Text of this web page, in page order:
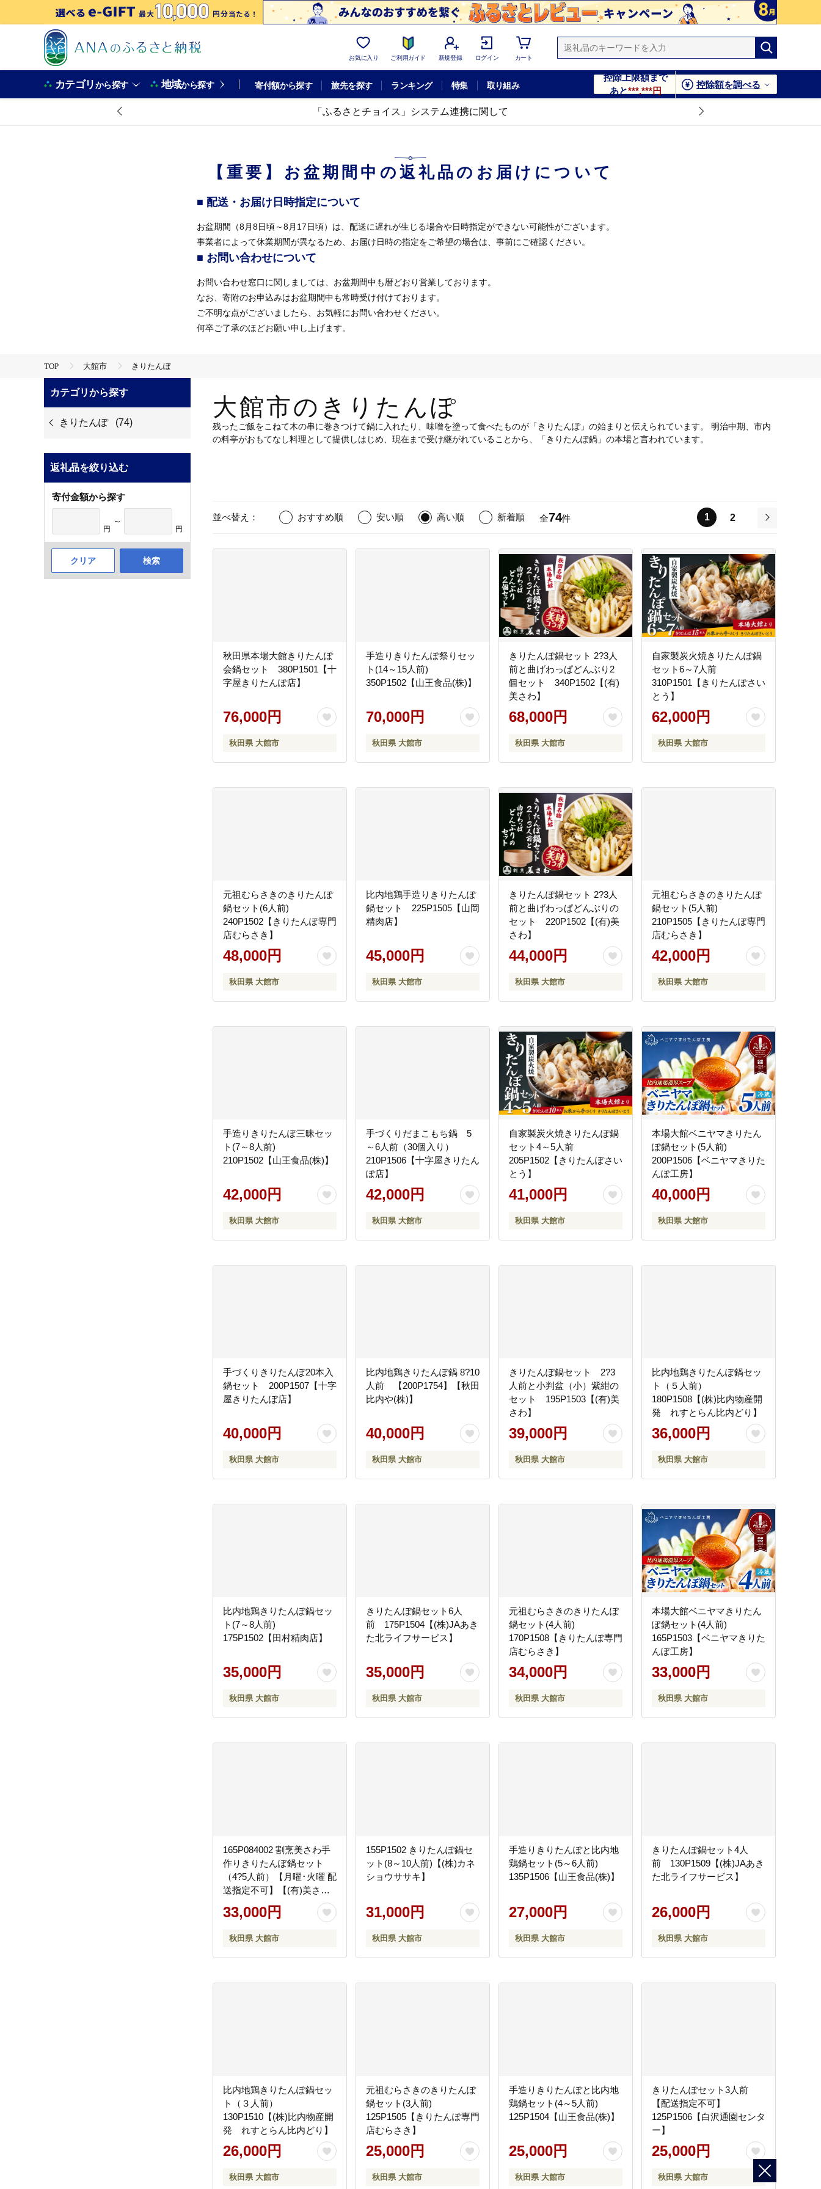
お気に入り ご利用ガイド 新規登録 ログイン カート
カテゴリから探す 地域から探す 寄付額から探す 旅先を探す ランキング 特集 取り組み
控除上限額まで
あと***,***円
控除額を調べる
「ふるさとチョイス」システム連携に関して
【重要】お盆期間中の返礼品のお届けについて
■ 配送・お届け日時指定について
お盆期間（8月8日頃～8月17日頃）は、配送に遅れが生じる場合や日時指定ができない可能性がございます。
事業者によって休業期間が異なるため、お届け日時の指定をご希望の場合は、事前にご確認ください。
■ お問い合わせについて
お問い合わせ窓口に関しましては、お盆期間中も暦どおり営業しております。
なお、寄附のお申込みはお盆期間中も常時受け付けております。
ご不明な点がございましたら、お気軽にお問い合わせください。
何卒ご了承のほどお願い申し上げます。
TOP 大館市 きりたんぽ
カテゴリから探す
きりたんぽ (74)
返礼品を絞り込む
寄付金額から探す
円
～
円
クリア 検索
大館市のきりたんぽ
残ったご飯をこねて木の串に巻きつけて鍋に入れたり、味噌を塗って食べたものが「きりたんぽ」の始まりと伝えられています。 明治中期、市内
の料亭がおもてなし料理として提供しはじめ、現在まで受け継がれていることから、「きりたんぽ鍋」の本場と言われています。
並べ替え： おすすめ順 安い順 高い順 新着順 全74件 1
2
秋田県本場大館きりたんぽ
会鍋セット 380P1501【十
字屋きりたんぽ店】
76,000円
秋田県 大館市
手造りきりたんぽ祭りセッ
ト(14～15人前)
350P1502【山王食品(株)】
70,000円
秋田県 大館市
きりたんぽ鍋セット 2?3人
前と曲げわっぱどんぶり2
個セット 340P1502【(有)
美さわ】
68,000円
秋田県 大館市
自家製炭火焼きりたんぽ鍋
セット6～7人前
310P1501【きりたんぽさい
とう】
62,000円
秋田県 大館市
元祖むらさきのきりたんぽ
鍋セット(6人前)
240P1502【きりたんぽ専門
店むらさき】
48,000円
秋田県 大館市
比内地鶏手造りきりたんぽ
鍋セット 225P1505【山岡
精肉店】
45,000円
秋田県 大館市
きりたんぽ鍋セット 2?3人
前と曲げわっぱどんぶりの
セット 220P1502【(有)美
さわ】
44,000円
秋田県 大館市
元祖むらさきのきりたんぽ
鍋セット(5人前)
210P1505【きりたんぽ専門
店むらさき】
42,000円
秋田県 大館市
手造りきりたんぽ三昧セッ
ト(7～8人前)
210P1502【山王食品(株)】
42,000円
秋田県 大館市
手づくりだまこもち鍋 5
～6人前（30個入り）
210P1506【十字屋きりたん
ぽ店】
42,000円
秋田県 大館市
自家製炭火焼きりたんぽ鍋
セット4～5人前
205P1502【きりたんぽさい
とう】
41,000円
秋田県 大館市
本場大館ベニヤマきりたん
ぽ鍋セット(5人前)
200P1506【ベニヤマきりた
んぽ工房】
40,000円
秋田県 大館市
手づくりきりたんぽ20本入
鍋セット 200P1507【十字
屋きりたんぽ店】
40,000円
秋田県 大館市
比内地鶏きりたんぽ鍋 8?10
人前 【200P1754】【秋田
比内や(株)】
40,000円
秋田県 大館市
きりたんぽ鍋セット 2?3
人前と小判盆（小）紫紺の
セット 195P1503【(有)美
さわ】
39,000円
秋田県 大館市
比内地鶏きりたんぽ鍋セッ
ト（５人前）
180P1508【(株)比内物産開
発 れすとらん比内どり】
36,000円
秋田県 大館市
比内地鶏きりたんぽ鍋セッ
ト(7～8人前)
175P1502【田村精肉店】
35,000円
秋田県 大館市
きりたんぽ鍋セット6人
前 175P1504【(株)JAあき
た北ライフサービス】
35,000円
秋田県 大館市
元祖むらさきのきりたんぽ
鍋セット(4人前)
170P1508【きりたんぽ専門
店むらさき】
34,000円
秋田県 大館市
本場大館ベニヤマきりたん
ぽ鍋セット(4人前)
165P1503【ベニヤマきりた
んぽ工房】
33,000円
秋田県 大館市
165P084002 割烹美さわ手
作りきりたんぽ鍋セット
（4?5人前）【月曜･火曜 配
送指定不可】【(有)美さ
33,000円
秋田県 大館市
155P1502 きりたんぽ鍋セ
ット(8～10人前)【(株)カネ
ショウササキ】
31,000円
秋田県 大館市
手造りきりたんぽと比内地
鶏鍋セット(5～6人前)
135P1506【山王食品(株)】
27,000円
秋田県 大館市
きりたんぽ鍋セット4人
前 130P1509【(株)JAあき
た北ライフサービス】
26,000円
秋田県 大館市
比内地鶏きりたんぽ鍋セッ
ト（３人前）
130P1510【(株)比内物産開
発 れすとらん比内どり】
26,000円
秋田県 大館市
元祖むらさきのきりたんぽ
鍋セット(3人前)
125P1505【きりたんぽ専門
店むらさき】
25,000円
秋田県 大館市
手造りきりたんぽと比内地
鶏鍋セット(4～5人前)
125P1504【山王食品(株)】
25,000円
秋田県 大館市
きりたんぽセット3人前
【配送指定不可】
125P1506【白沢通園センタ
ー】
25,000円
秋田県 大館市